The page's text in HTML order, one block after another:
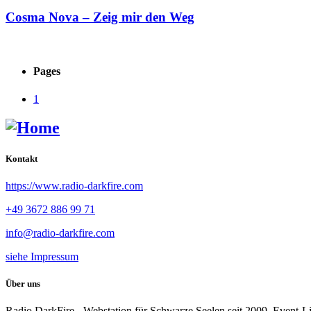
Cosma Nova – Zeig mir den Weg
Pages
1
Kontakt
https://www.radio-darkfire.com
+49 3672 886 99 71
info@radio-darkfire.com
siehe Impressum
Über uns